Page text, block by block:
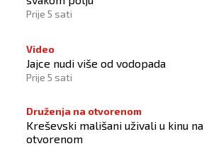
Prije 5 sati
Video
Jajce nudi više od vodopada
Prije 5 sati
Druženja na otvorenom
Kreševski mališani uživali u kinu na
otvorenom